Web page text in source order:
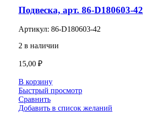
Подвеска, арт. 86-D180603-42
Артикул: 86-D180603-42
2 в наличии
15,00 ₽
В корзину
Быстрый просмотр
Сравнить
Добавить в список желаний